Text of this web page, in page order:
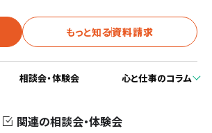
もっと知る資料請求
相談会・体験会 心と仕事のコラム
関連の相談会・体験会